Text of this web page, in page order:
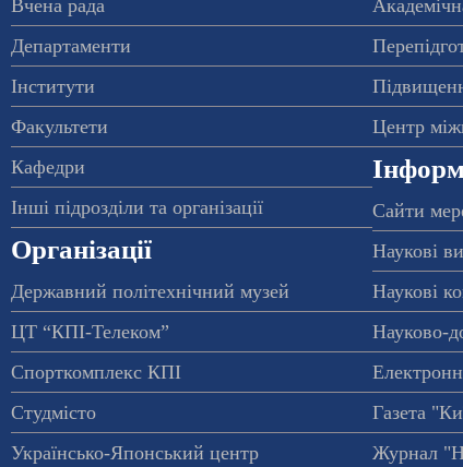
Вчена рада
Департаменти
Інститути
Факультети
Кафедри
Інші підрозділи та організації
Організації
Державний політехнічний музей
ЦТ “КПІ-Телеком”
Спорткомплекс КПІ
Студмісто
Українсько-Японський центр
Центр
Сайти
Наукові
Наукові
Науково-
Газета
Журнал